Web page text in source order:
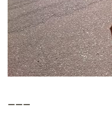
ーーー